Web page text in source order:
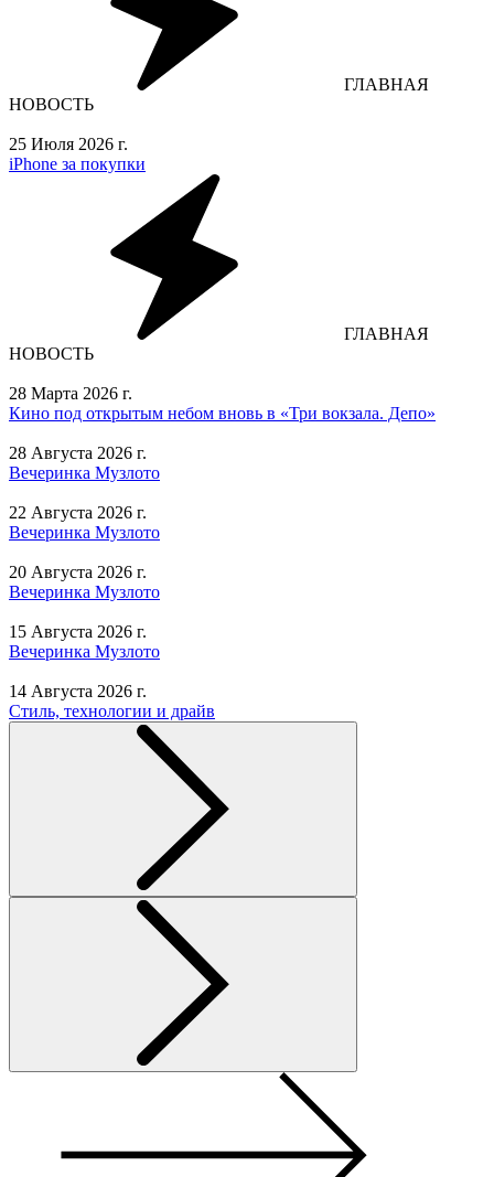
ГЛАВНАЯ
НОВОСТЬ
25 Июля 2026 г.
iPhone за покупки
ГЛАВНАЯ
НОВОСТЬ
28 Марта 2026 г.
Кино под открытым небом вновь в «Три вокзала. Депо»
28 Августа 2026 г.
Вечеринка Музлото
22 Августа 2026 г.
Вечеринка Музлото
20 Августа 2026 г.
Вечеринка Музлото
15 Августа 2026 г.
Вечеринка Музлото
14 Августа 2026 г.
Стиль, технологии и драйв